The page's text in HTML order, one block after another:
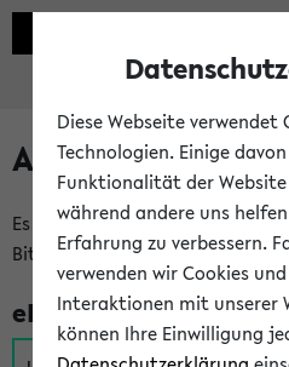
Anmeldung am
Es gibt mehrere Möglichkeiten
Bitte wählen Sie die für Sie
eKVV für Studierende
Diese Webseite
Technologien. Einige
Funktionalität der
während andere uns
Erfahrung zu verbessern.
verwenden wir Cookies
Interaktionen mit unserer
können Ihre Einwilligung